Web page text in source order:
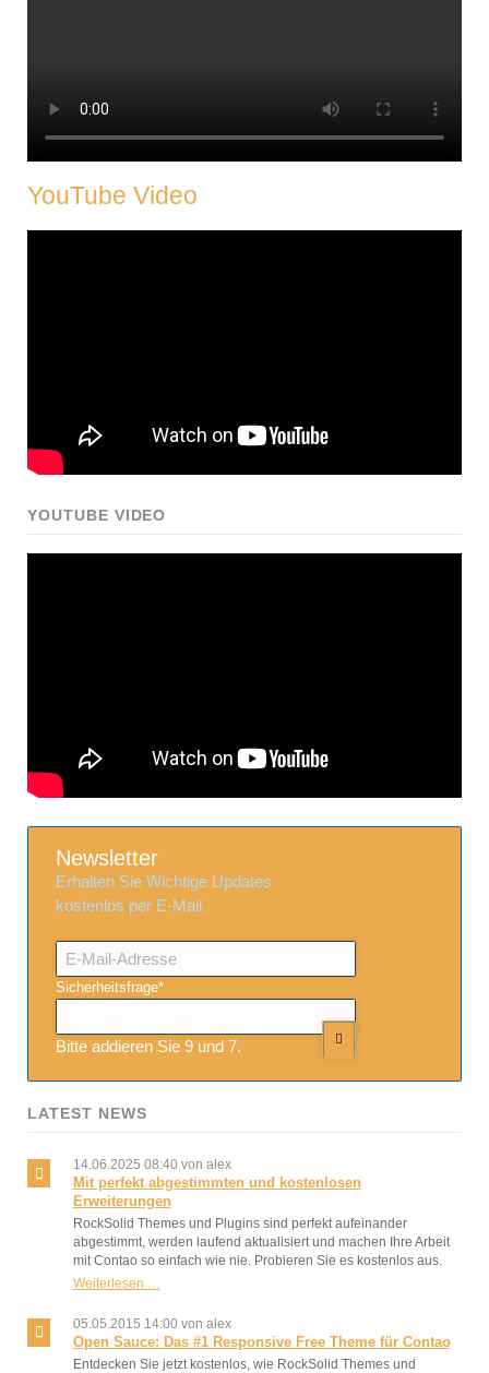
YouTube Video
YOUTUBE VIDEO
Newsletter
Erhalten Sie Wichtige Updates
kostenlos per E-Mail.
E-
Mail-
Adresse
Pflichtfeld
Sicherheitsfrage*
Bitte addieren Sie 9 und 7.
LATEST NEWS
14.06.2025 08:40 von alex
Mit perfekt abgestimmten und kostenlosen
Erweiterungen
RockSolid Themes und Plugins sind perfekt aufeinander
abgestimmt, werden laufend aktualisiert und machen Ihre Arbeit
mit Contao so einfach wie nie. Probieren Sie es kostenlos aus.
Weiterlesen …
abgestimmten
und
05.05.2015 14:00 von alex
Open Sauce: Das #1 Responsive Free Theme für Contao
Entdecken Sie jetzt kostenlos, wie RockSolid Themes und